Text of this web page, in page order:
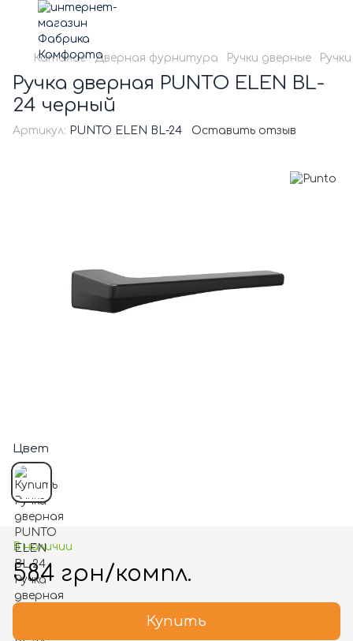
Каталог Дверная фурнитура Ручки дверные
Ручка дверная PUNTO ELEN BL-
24 черный
Артикул: PUNTO ELEN BL-24 Оставить отзыв
Цвет
В наличии
584 грн/компл.
Купить